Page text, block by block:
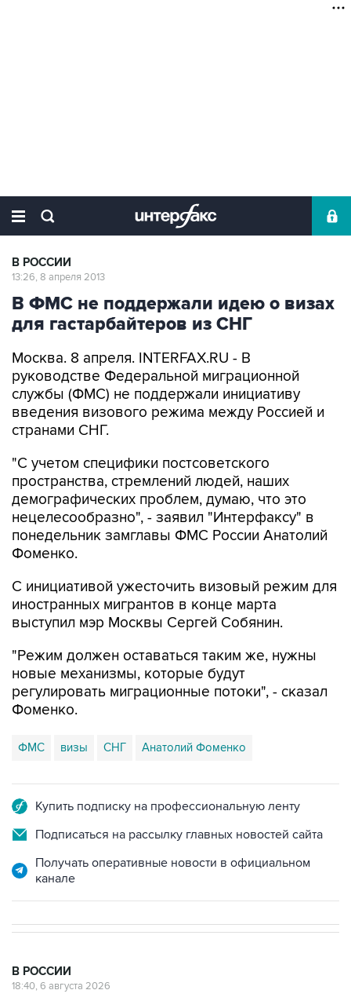
В РОССИИ
13:26, 8 апреля 2013
В ФМС не поддержали идею о визах
для гастарбайтеров из СНГ
Москва. 8 апреля. INTERFAX.RU - В
руководстве Федеральной миграционной
службы (ФМС) не поддержали инициативу
введения визового режима между Россией и
странами СНГ.
"С учетом специфики постсоветского
пространства, стремлений людей, наших
демографических проблем, думаю, что это
нецелесообразно", - заявил "Интерфаксу" в
понедельник замглавы ФМС России Анатолий
Фоменко.
С инициативой ужесточить визовый режим для
иностранных мигрантов в конце марта
выступил мэр Москвы Сергей Собянин.
"Режим должен оставаться таким же, нужны
новые механизмы, которые будут
регулировать миграционные потоки", - сказал
Фоменко.
ФМС визы СНГ Анатолий Фоменко
Купить подписку на профессиональную ленту
Подписаться на рассылку главных новостей сайта
Получать оперативные новости в официальном
канале
В РОССИИ
18:40, 6 августа 2026